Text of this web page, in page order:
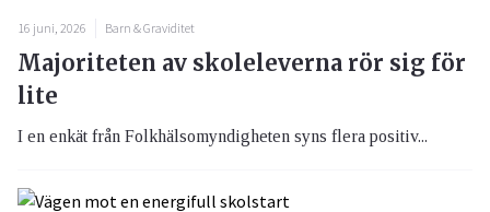
16 juni, 2026 Barn & Graviditet
Majoriteten av skoleleverna rör sig för
lite
I en enkät från Folkhälsomyndigheten syns flera positiv...